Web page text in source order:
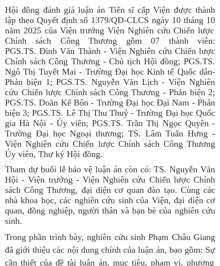
Hội đồng đánh giá luận án Tiến sĩ cấpViện được thành
lập theo Quyết định số 1379/QĐ-CLCS ngày 10 tháng 10
năm 2025 của Viện trưởng Viện Nghiên cứu Chiến lược
Chính sách Công Thương gồm 07 thành viên:
PGS.TS. Đinh Văn Thành - Viện Nghiên cứu Chiến lược
Chính sách Công Thương -Chủ tịch Hội đồng; PGS.TS.
Ngô Thị Tuyết Mai- Trường Đại học Kinhtế Quốc dân-
Phản biện 1; PGS.TS. Nguyễn Văn Lịch - Viện Nghiên
cứu Chiến lược Chính sách Công Thương -Phản biện 2;
PGS.TS. Doãn Kế Bôn - Trường Đại học ĐạiNam -Phản
biện3; PGS.TS. Lê Thị Thu Thuỷ - Trường Đại học Quốc
gia Hà Nội - Ủy viên; PGS.TS. Trần Thị Ngọc Quyên-
Trường Đại học Ngoại thương; TS. Lâm Tuấn Hưng -
Viện Nghiên cứu Chiến lược Chính sách Công Thương
Ủy viên, Thư ký Hội đồng.
Tham dự buổi lễ bảo vệ luận án còn có: TS. Nguyễn Văn
Hội- Viện trưởng -Viện Nghiên cứu Chiến lược Chính
sách Công Thương, đại diện cơ quan đào tạo. Cùng các
nhà khoa học, các nghiên cứu sinh của Viện, đại diện cơ
quan, đồng nghiệp, người thân vàbạn bè của nghiên cứu
sinh.
Trong phần trình bày, nghiên cứu sinh Phạm Châu Giang
đã giới thiệu các nội dung chính của luận án, bao gồm: Sự
cần thiết của đề tài luận án, mục tiêu, phạm vi, phương